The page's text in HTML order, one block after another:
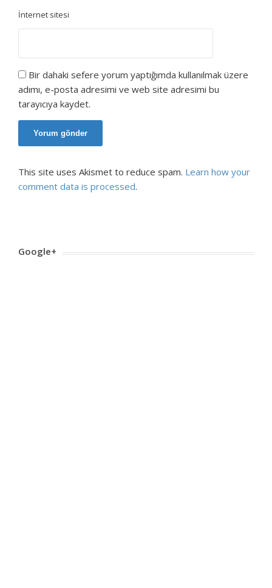
İnternet sitesi
Bir dahaki sefere yorum yaptığımda kullanılmak üzere
adımı, e-posta adresimi ve web site adresimi bu
tarayıcıya kaydet.
This site uses Akismet to reduce spam. Learn how your
comment data is processed.
Google+